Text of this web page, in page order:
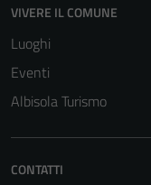
VIVERE IL COMUNE
Luoghi
Eventi
Albisola Turismo
CONTATTI